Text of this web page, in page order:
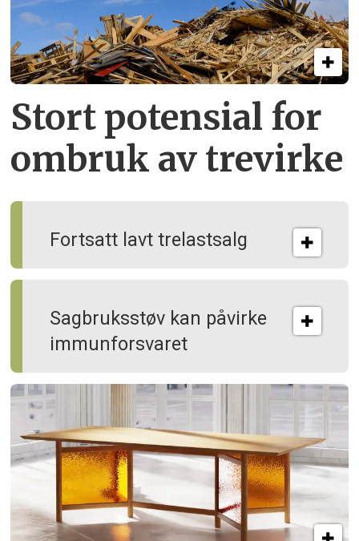
Stort potensial for
ombruk av tre­virke
Fortsatt lavt trelastsalg
Sagbruksstøv kan på­virke
immun­forsvaret